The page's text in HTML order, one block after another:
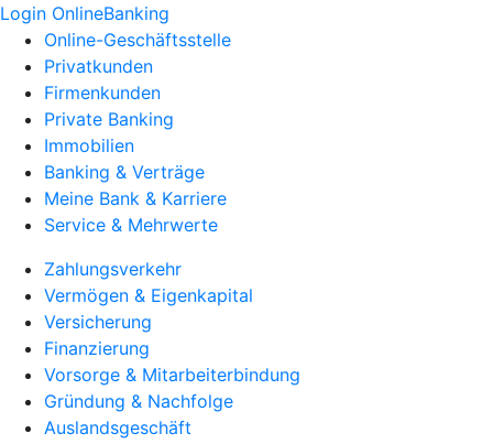
Login OnlineBanking
Online-Geschäftsstelle
Privatkunden
Firmenkunden
Private Banking
Immobilien
Banking & Verträge
Meine Bank & Karriere
Service & Mehrwerte
Zahlungsverkehr
Vermögen & Eigenkapital
Versicherung
Finanzierung
Vorsorge & Mitarbeiterbindung
Gründung & Nachfolge
Auslandsgeschäft